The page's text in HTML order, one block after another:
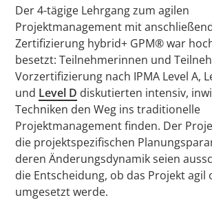
Der 4-tägige Lehrgang zum agilen
Projektmanagement mit
Zertifizierung hybrid+ GPM® war
besetzt: Teilnehmerinnen und
Vorzertifizierung nach IPMA Level A,
und Level D diskutierten intensiv,
Techniken den Weg ins traditionelle
Projektmanagement finden. Der
die projektspezifischen
deren Änderungsdynamik seien
die Entscheidung, ob das Projekt
umgesetzt werde.